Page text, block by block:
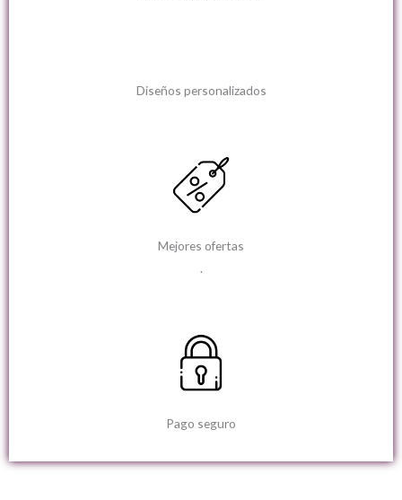
Diseños personalizados
Mejores ofertas
.
Pago seguro